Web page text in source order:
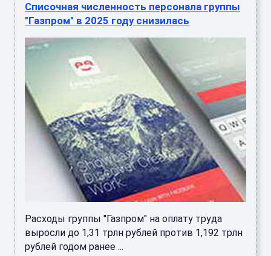
Списочная численность персонала группы
"Газпром" в 2025 году снизилась
Расходы группы "Газпром" на оплату труда
выросли до 1,31 трлн рублей против 1,192 трлн
рублей годом ранее ...